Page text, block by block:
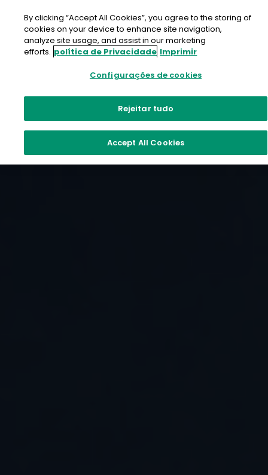
conteúdo
By clicking “Accept All Cookies”, you agree to the storing of
cookies on your device to enhance site navigation,
analyze site usage, and assist in our marketing
efforts. política de Privacidade Imprimir
Configurações de cookies
Rejeitar tudo
Accept All Cookies